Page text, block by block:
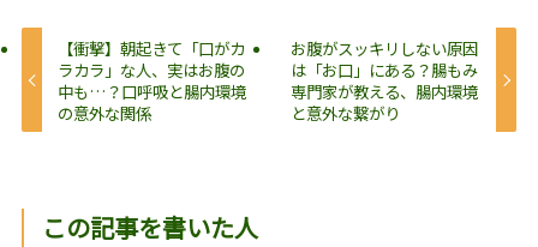
【衝撃】朝起きて「口がカ
ラカラ」な人、実はお腹の
中も…？口呼吸と腸内環境
の意外な関係
お腹がスッキリしない原因
は「お口」にある？腸もみ
専門家が教える、腸内環境
と意外な繋がり
この記事を書いた人